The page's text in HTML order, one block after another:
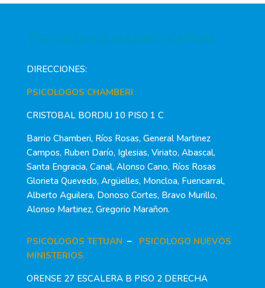
PSICÓLOGOS MADRID CEPSIM
DIRECCIONES:
PSICOLOGOS CHAMBERI
CRISTOBAL BORDIU 10 PISO 1 C
Barrio Chamberi, Ríos Rosas, General Martinez
Campos, Ruben Darío, Iglesias, Viriato, Abascal,
Santa Engracia, Canal, Alonso Cano, Ríos Rosas
Glorieta Quevedo, Argüelles, Moncloa, Fuencarral,
Alberto Aguilera, Donoso Cortes, Bravo Murillo,
Alonso Martinez, Gregorio Marañon.
PSICOLOGOS TETUAN – PSICOLOGO NUEVOS
MINISTERIOS
ORENSE 27 ESCALERA B PISO 2 DERECHA